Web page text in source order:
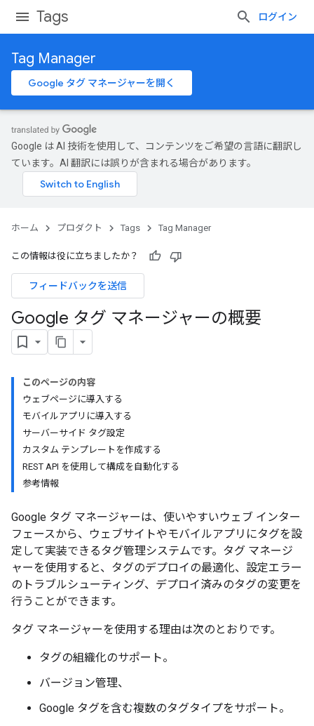
Tags ログイン
Tag Manager
Google タグ マネージャーを開く
Google は AI 技術を使用して、コンテンツをご希望の言語に翻訳し
ています。AI 翻訳には誤りが含まれる場合があります。
ホーム プロダクト Tags Tag Manager
この情報は役に立ちましたか？
フィードバックを送信
Google タグ マネージャーの概要
このページの内容
ウェブページに導入する
モバイルアプリに導入する
サーバーサイド タグ設定
カスタム テンプレートを作成する
REST API を使用して構成を自動化する
参考情報
Google タグ マネージャーは、使いやすいウェブ インター
フェースから、ウェブサイトやモバイルアプリにタグを設
定して実装できるタグ管理システムです。タグ マネージ
ャーを使用すると、タグのデプロイの最適化、設定エラー
のトラブルシューティング、デプロイ済みのタグの変更を
行うことができます。
タグ マネージャーを使用する理由は次のとおりです。
タグの組織化のサポート。
バージョン管理、
Google タグを含む複数のタグタイプをサポート。